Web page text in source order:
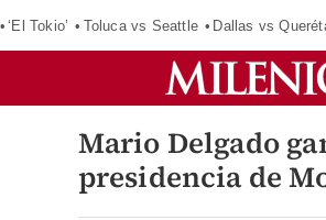
‘El Tokio’ Toluca vs Seattle Dallas vs
Mario Delgado
presidencia de